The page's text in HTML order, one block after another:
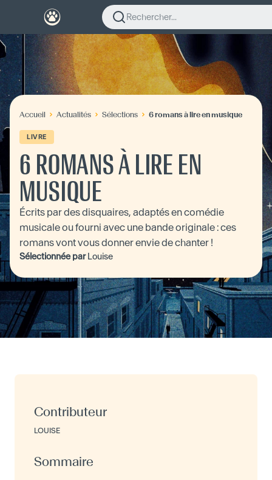
Rechercher...
Accueil Actualités Sélections 6 romans à lire en musique
LIVRE
6 ROMANS À LIRE EN
MUSIQUE
Écrits par des disquaires, adaptés en comédie
musicale ou fourni avec une bande originale : ces
romans vont vous donner envie de chanter !
Sélectionnée par Louise
Contributeur
LOUISE
Sommaire